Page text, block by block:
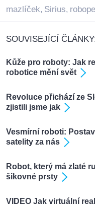
mazlíček, Sirius,
SOUVISEJÍCÍ
Kůže pro roboty: Jak
robotice mění svět
Revoluce přichází ze
zjistili jsme jak
Vesmírní roboti:
satelity za nás
Robot, který má zlaté
šikovné prsty
VIDEO Jak virtuální